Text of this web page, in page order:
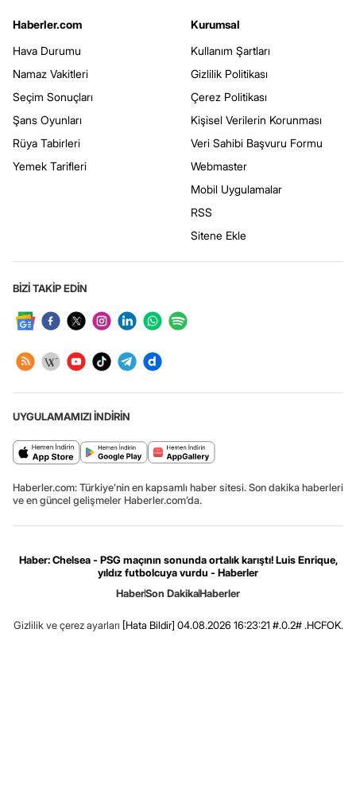
Haberler.com
Hava Durumu
Namaz Vakitleri
Seçim Sonuçları
Şans Oyunları
Rüya Tabirleri
Yemek Tarifleri
Kurumsal
Kullanım Şartları
Gizlilik Politikası
Çerez Politikası
Kişisel Verilerin Korunması
Veri Sahibi Başvuru Formu
Webmaster
Mobil Uygulamalar
RSS
Sitene Ekle
BİZİ TAKİP EDİN
UYGULAMAMIZI İNDİRİN
Haberler.com: Türkiye’nin en kapsamlı haber sitesi. Son dakika haberleri
ve en güncel gelişmeler Haberler.com’da.
Haber: Chelsea - PSG maçının sonunda ortalık karıştı! Luis Enrique,
yıldız futbolcuya vurdu - Haberler
HaberSon DakikaHaberler
Gizlilik ve çerez ayarları [Hata Bildir] 04.08.2026 16:23:21 #.0.2# .HCFOK.